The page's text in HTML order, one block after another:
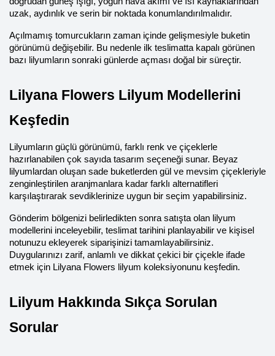
uzak, aydınlık ve serin bir noktada konumlandırılmalıdır.
Açılmamış tomurcukların zaman içinde gelişmesiyle buketin
görünümü değişebilir. Bu nedenle ilk teslimatta kapalı görünen
bazı lilyumların sonraki günlerde açması doğal bir süreçtir.
Lilyana Flowers Lilyum Modellerini
Keşfedin
Lilyumların güçlü görünümü, farklı renk ve çiçeklerle
hazırlanabilen çok sayıda tasarım seçeneği sunar. Beyaz
lilyumlardan oluşan sade buketlerden gül ve mevsim çiçekleriyle
zenginleştirilen aranjmanlara kadar farklı alternatifleri
karşılaştırarak sevdiklerinize uygun bir seçim yapabilirsiniz.
Gönderim bölgenizi belirledikten sonra satışta olan lilyum
modellerini inceleyebilir, teslimat tarihini planlayabilir ve kişisel
notunuzu ekleyerek siparişinizi tamamlayabilirsiniz.
Duygularınızı zarif, anlamlı ve dikkat çekici bir çiçekle ifade
etmek için Lilyana Flowers lilyum koleksiyonunu keşfedin.
Lilyum Hakkında Sıkça Sorulan
Sorular